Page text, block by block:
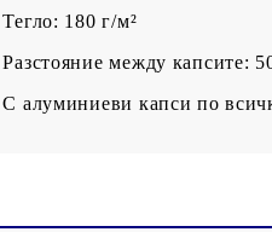
Тегло: 180 г/м²
Разстояние между капсите:
С алуминиеви капси по